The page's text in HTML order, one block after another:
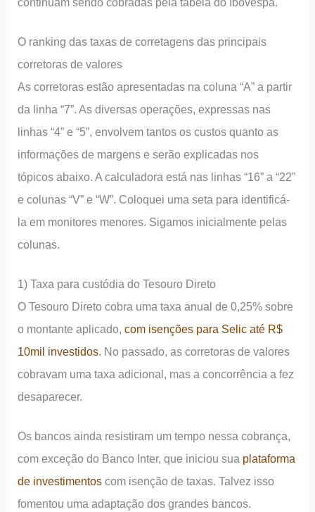
O ranking das taxas de corretagens das principais
corretoras de valores
As corretoras estão apresentadas na coluna “A” a partir
da linha “7”. As diversas operações, expressas nas
linhas “4” e “5”, envolvem tantos os custos quanto as
informações de margens e serão explicadas nos
tópicos abaixo. A calculadora está nas linhas “16” a “22”
e colunas “V” e “W”. Coloquei uma seta para identificá-
la em monitores menores. Sigamos inicialmente pelas
colunas.
1) Taxa para custódia do Tesouro Direto
O Tesouro Direto cobra uma taxa anual de 0,25% sobre
o montante aplicado,com isenções para Selic até R$
10mil investidos. No passado, as corretoras de valores
cobravam uma taxa adicional, mas a concorrência a fez
desaparecer.
Os bancos ainda resistiram um tempo nessa cobrança,
com exceção do Banco Inter, que iniciou sua plataforma
de investimentos com isenção de taxas. Talvez isso
fomentou uma adaptação dos grandes bancos.